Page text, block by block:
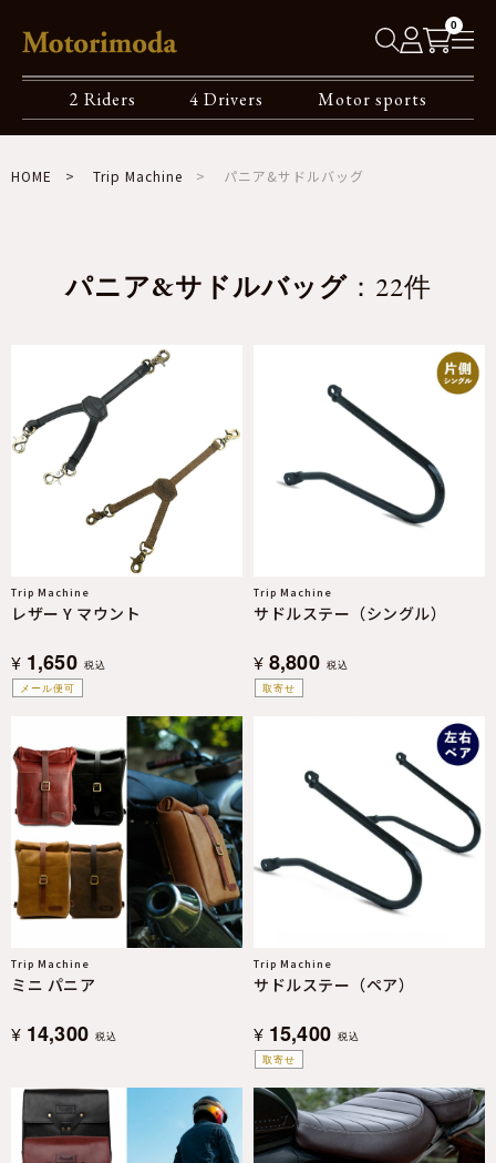
0
2 Riders 4 Drivers Motor sports
HOME Trip Machine パニア&サドルバッグ
パニア&サドルバッグ：22件
メール便可
Trip Machine
レザー Y マウント
¥ 1,650 税込
取寄せ
Trip Machine
サドルステー（シングル）
¥ 8,800 税込
Trip Machine
ミニ パニア
¥ 14,300 税込
取寄せ
Trip Machine
サドルステー（ペア）
¥ 15,400 税込